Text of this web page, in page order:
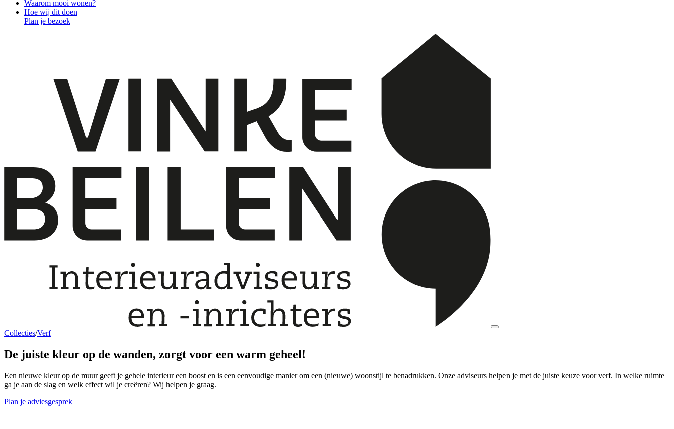
Waarom mooi wonen?
Hoe wij dit doen
Plan je bezoek
Collecties/Verf
De juiste kleur op de wanden, zorgt voor een warm geheel!
Een nieuwe kleur op de muur geeft je gehele interieur een boost en is een eenvoudige manier om een (nieuwe) woonstijl te benadrukken. Onze adviseurs helpen je met de juiste keuze voor verf. In welke ruimte
ga je aan de slag en welk effect wil je creëren? Wij helpen je graag.
Plan je adviesgesprek